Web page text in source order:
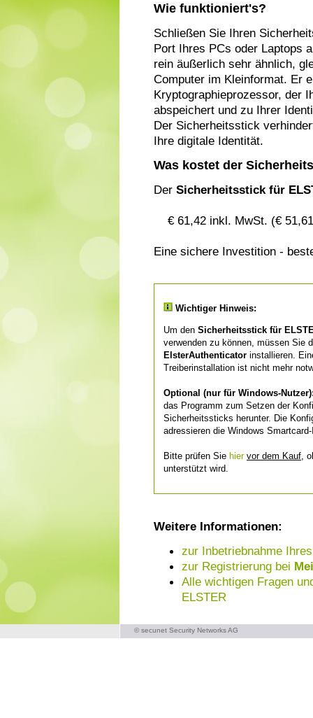
Wie funktioniert's?
Schließen Sie Ihren
Port Ihres PCs oder Laptops
rein äußerlich sehr ähnlich,
Computer im Kleinformat. Er
Kryptographieprozessor, der
abspeichert und zu Ihrer
Der Sicherheitsstick
Ihre digitale Identität.
Was kostet der
Der Sicherheitsstick für
€ 61,42 inkl. MwSt. (€
Eine sichere Investition -
Wichtiger Hinweis:
Um den Sicherheitsstick für
verwenden zu können, müssen Sie
ElsterAuthenticator installieren.
Treiberinstallation ist nicht mehr
Optional (nur für Windows-
das Programm zum Setzen der
Sicherheitssticks herunter. Die
adressieren die Windows
Bitte prüfen Sie hier vor dem Kauf,
unterstützt wird.
Weitere Informationen:
zur Inbetriebnahme
zur Registrierung bei
Alle wichtigen Fragen
ELSTER
© secunet Security Networks AG